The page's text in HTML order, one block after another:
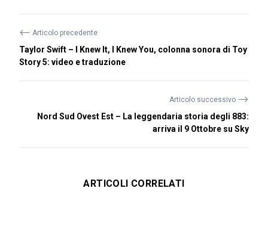
⟵ Articolo precedente
Taylor Swift – I Knew It, I Knew You, colonna sonora di Toy
Story 5: video e traduzione
Articolo successivo ⟶
Nord Sud Ovest Est – La leggendaria storia degli 883:
arriva il 9 Ottobre su Sky
ARTICOLI CORRELATI